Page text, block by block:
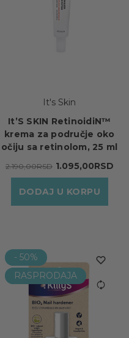
It's Skin
It’S SKIN RetinoidiN™
krema za područje oko
očiju sa retinolom, 25 ml
2.190,00RSD 1.095,00RSD
DODAJ U KORPU
- 50%
RASPRODAJA